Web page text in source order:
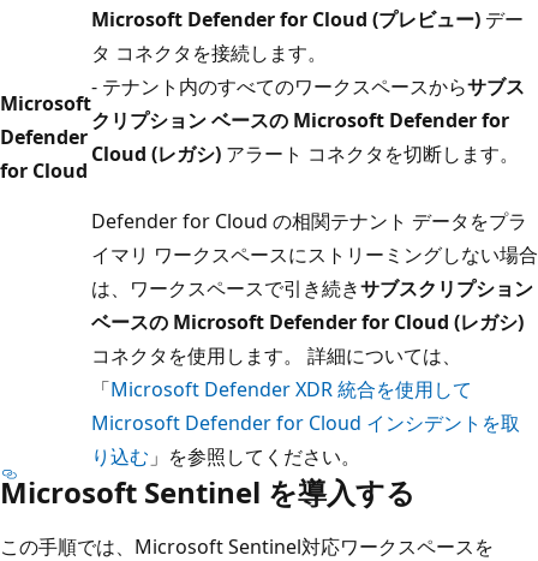
Microsoft
Defender
for Cloud
Microsoft Defender for Cloud (プレビュー) デー
タ コネクタを接続します。
- テナント内のすべてのワークスペースからサブス
クリプション ベースの Microsoft Defender for
Cloud (レガシ) アラート コネクタを切断します。
Defender for Cloud の相関テナント データをプラ
イマリ ワークスペースにストリーミングしない場合
は、ワークスペースで引き続きサブスクリプション
ベースの Microsoft Defender for Cloud (レガシ)
コネクタを使用します。 詳細については、
「Microsoft Defender XDR 統合を使用して
Microsoft Defender for Cloud インシデントを取
り込む 」を参照してください。
Microsoft Sentinel を導入する
この手順では、Microsoft Sentinel対応ワークスペースを